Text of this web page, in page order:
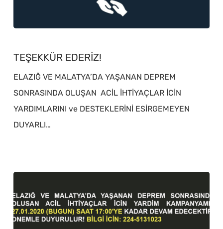
EDERİZ!
TEŞEKKÜR EDERİZ!
ELAZIĞ VE MALATYA’DA YAŞANAN DEPREM
SONRASINDA OLUŞAN ACİL İHTİYAÇLAR İCİN
YARDIMLARINI ve DESTEKLERİNİ ESİRGEMEYEN
DUYARLI…